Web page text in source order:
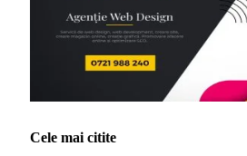
Cele mai citite